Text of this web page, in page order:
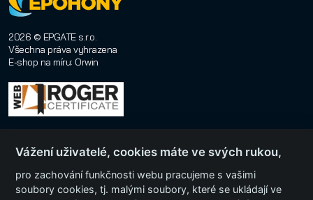
2026 © EPGATE s.r.o.
Všechna práva vyhrazena
E-shop na míru: Orwin
Vážení uživatelé, cookies máte ve svých rukou,
pro zachování funkčnosti webu pracujeme s vašimi
soubory cookies, tj. malými soubory, které se ukládají ve